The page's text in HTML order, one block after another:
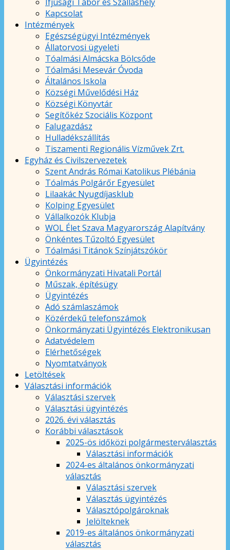
Kapcsolat
Intézmények
Egészségügyi Intézmények
Állatorvosi ügyeleti
Tóalmási Almácska Bölcsőde
Tóalmási Mesevár Óvoda
Általános Iskola
Községi Művelődési Ház
Községi Könyvtár
Segítőkéz Szociális Központ
Falugazdász
Hulladékszállítás
Tiszamenti Regionális Vízművek Zrt.
Egyház és Civilszervezetek
Szent András Római Katolikus Plébánia
Tóalmás Polgárőr Egyesület
Lilaakác Nyugdíjasklub
Kolping Egyesület
Vállalkozók Klubja
WOL Élet Szava Magyarország Alapítvány
Önkéntes Tűzoltó Egyesület
Tóalmási Titánok Színjátszókör
Ügyintézés
Önkormányzati Hivatali Portál
Műszak, építésügy
Ügyintézés
Adó számlaszámok
Közérdekű telefonszámok
Önkormányzati Ügyintézés Elektronikusan
Adatvédelem
Elérhetőségek
Nyomtatványok
Letöltések
Választási információk
Választási szervek
Választási ügyintézés
2026. évi választás
Korábbi választások
2025-ös időközi polgármesterválasztás
Választási információk
2024-es általános önkormányzati
választás
Választási szervek
Választás ügyintézés
Választópolgároknak
Jelölteknek
2019-es általános önkormányzati
választás